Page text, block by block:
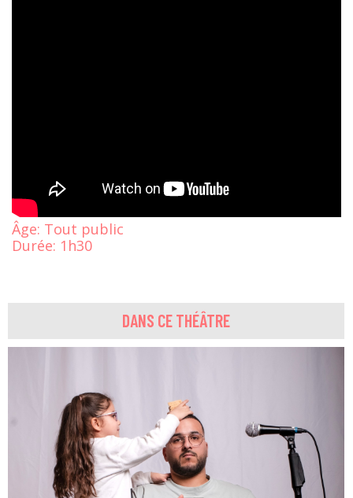
Âge: Tout public
Durée: 1h30
DANS CE THÉÂTRE